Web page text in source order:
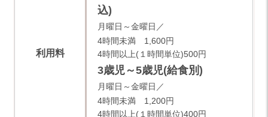
利用料
込)
月曜日～金曜日／
4時間未満 1,600円
4時間以上(１時間単位)500円
3歳児～5歳児(給食別)
月曜日～金曜日／
4時間未満 1,200円
4時間以上(１時間単位)400円